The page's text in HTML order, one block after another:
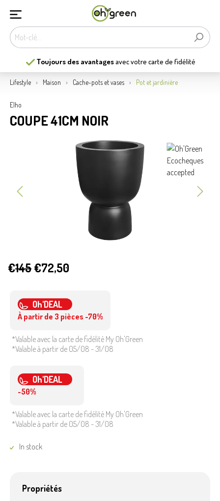
Toujours des avantagesavec votre carte de fidélité
Lifestyle Maison Cache-pots et vases Pot et jardinière
Elho
COUPE 41CM NOIR
€145€72,50
Oh'DEAL
À partir de 3 pièces -70%
*Valable avec la carte de fidélité My Oh'Green
*Valable à partir de 05/08 - 31/08
Oh'DEAL
-50%
*Valable avec la carte de fidélité My Oh'Green
*Valable à partir de 05/08 - 31/08
In stock
Propriétés